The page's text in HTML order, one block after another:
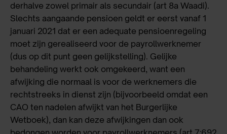
derhalve zowel primair als secundair (art 8a Waadi).
Slechts aangaande pensioen geldt er eerst vanaf 1
januari 2021 dat er een adequate pensioenregeling
moet zijn gerealiseerd voor de payrollwerknemer
(dus op dit punt geen gelijkstelling). Gelijke
behandeling werkt ook omgekeerd, want een
afwijking die normaal is voor de werknemers die
rechtstreeks in dienst zijn (bijvoorbeeld omdat een
CAO ten nadelen afwijkt van het Burgerlijke
Wetboek), dan kan deze afwijkingen dan ook